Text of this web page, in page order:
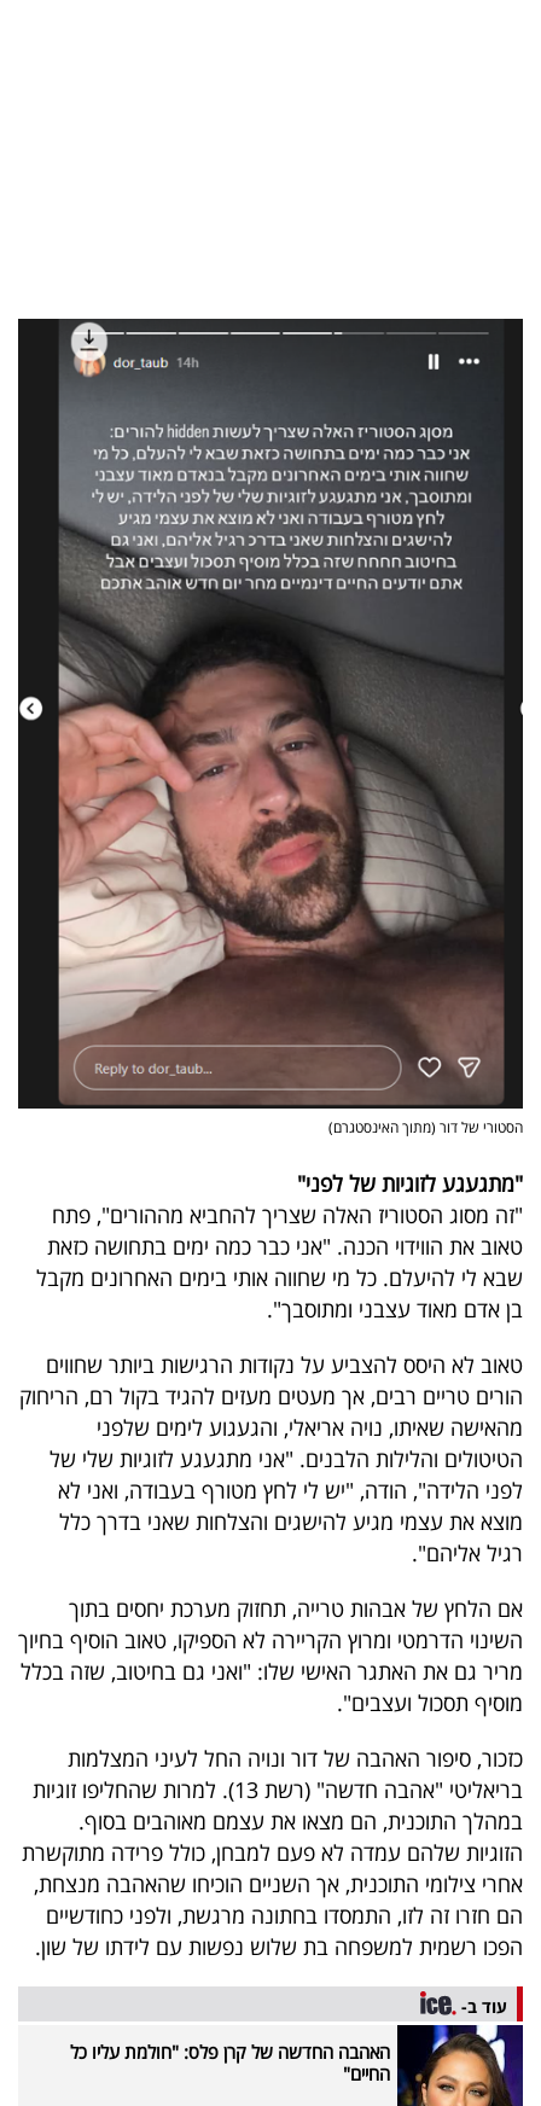
הכלכלי
פודקאסט
UNDER
ניוזלטרים
מייל
אדום
באייס
עקבו
אחרינו:
הסטורי של דור (מתוך האינסטגרם)
"מתגעגע לזוגיות של לפני"
"זה מסוג הסטוריז האלה שצריך להחביא מההורים", פתח
טאוב את הווידוי הכנה. "אני כבר כמה ימים בתחושה כזאת
שבא לי להיעלם. כל מי שחווה אותי בימים האחרונים מקבל
בן אדם מאוד עצבני ומתוסבך".
טאוב לא היסס להצביע על נקודות הרגישות ביותר שחווים
הורים טריים רבים, אך מעטים מעזים להגיד בקול רם, הריחוק
מהאישה שאיתו, נויה אריאלי, והגעגוע לימים שלפני
הטיטולים והלילות הלבנים. "אני מתגעגע לזוגיות שלי של
לפני הלידה", הודה, "יש לי לחץ מטורף בעבודה, ואני לא
מוצא את עצמי מגיע להישגים והצלחות שאני בדרך כלל
רגיל אליהם".
אם הלחץ של אבהות טרייה, תחזוק מערכת יחסים בתוך
השינוי הדרמטי ומרוץ הקריירה לא הספיקו, טאוב הוסיף בחיוך
מריר גם את האתגר האישי שלו: "ואני גם בחיטוב, שזה בכלל
מוסיף תסכול ועצבים".
כזכור, סיפור האהבה של דור ונויה החל לעיני המצלמות
בריאליטי "אהבה חדשה" (רשת 13). למרות שהחליפו זוגיות
במהלך התוכנית, הם מצאו את עצמם מאוהבים בסוף.
הזוגיות שלהם עמדה לא פעם למבחן, כולל פרידה מתוקשרת
אחרי צילומי התוכנית, אך השניים הוכיחו שהאהבה מנצחת,
הם חזרו זה לזו, התמסדו בחתונה מרגשת, ולפני כחודשיים
הפכו רשמית למשפחה בת שלוש נפשות עם לידתו של שון.
עוד ב-
האהבה החדשה של קרן פלס: "חולמת עליו כל
החיים"